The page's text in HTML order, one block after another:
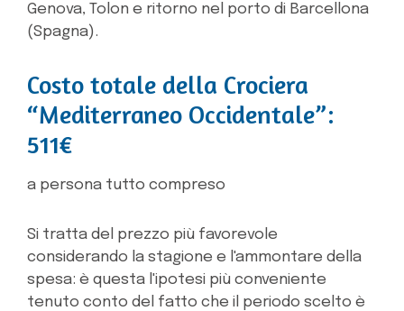
Genova, Tolon e ritorno nel porto di Barcellona
(Spagna).
Costo totale della Crociera
“Mediterraneo Occidentale”:
511€
a persona tutto compreso
Si tratta del prezzo più favorevole
considerando la stagione e l'ammontare della
spesa: è questa l'ipotesi più conveniente
tenuto conto del fatto che il periodo scelto è